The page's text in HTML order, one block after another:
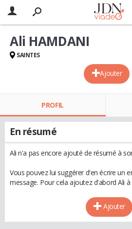
Ajouter
Ali HAMDANI
SAINTES
PROFIL
En résumé
Ali n'a pas encore ajouté de résumé à
Vous pouvez lui suggérer d'en écrire un
message. Pour cela ajoutez d'abord Ali
Ajouter